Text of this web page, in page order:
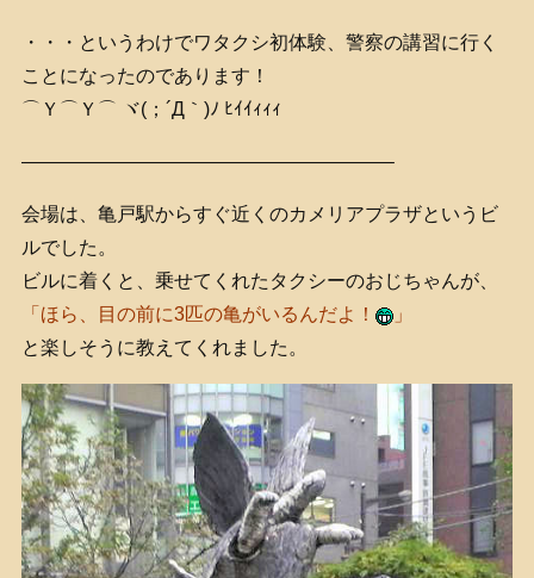
・・・というわけでワタクシ初体験、警察の講習に行く
ことになったのであります！
⌒Ｙ⌒Ｙ⌒ ヾ(；´Д｀)ﾉ ﾋｲｲｨｨｨ
———————————————————–
会場は、亀戸駅からすぐ近くのカメリアプラザというビ
ルでした。
ビルに着くと、乗せてくれたタクシーのおじちゃんが、
「ほら、目の前に3匹の亀がいるんだよ！
」
と楽しそうに教えてくれました。